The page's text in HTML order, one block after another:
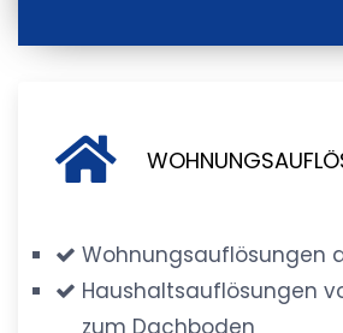
Wohnungsauflösungen
Haushaltsauflösungen
zum Dachboden